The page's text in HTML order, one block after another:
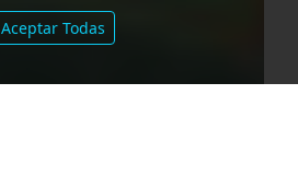
Aceptar Todas